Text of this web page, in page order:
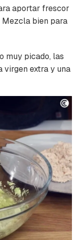
primero has
CANCELAR
aportar frescor
Mezcla bien para
muy picado, las
virgen extra y una
boletín.